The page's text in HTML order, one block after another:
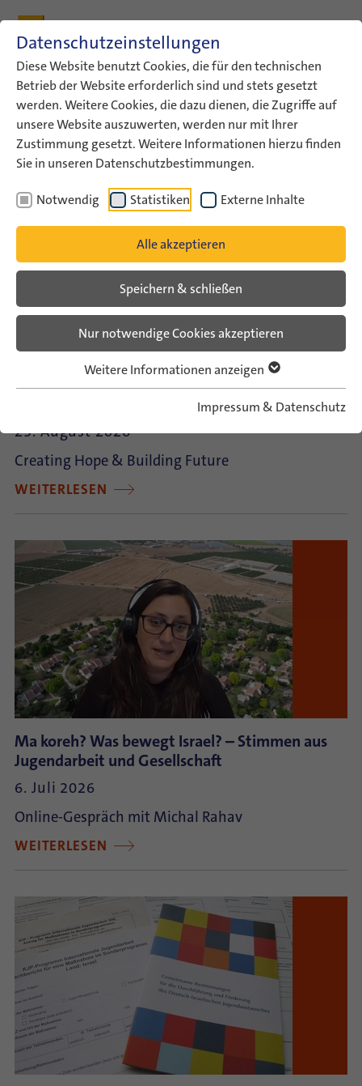
Datenschutzeinstellungen
Diese Website benutzt Cookies, die für den technischen
Betrieb der Website erforderlich sind und stets gesetzt
werden. Weitere Cookies, die dazu dienen, die Zugriffe auf
unsere Website auszuwerten, werden nur mit Ihrer
Zustimmung gesetzt. Weitere Informationen hierzu finden
Sie in unseren Datenschutzbestimmungen.
Notwendig Statistiken Externe Inhalte
Alle akzeptieren
Speichern & schließen
Nur notwendige Cookies akzeptieren
Weitere Informationen anzeigen
Impressum & Datenschutz
ConAct Aktuelles ConAct-News
ConAct-News
German-Israeli Summer Camp 2026
23. August 2026
Creating Hope & Building Future
WEITERLESEN
Ma koreh? Was bewegt Israel? – Stimmen aus
Jugendarbeit und Gesellschaft
6. Juli 2026
Online-Gespräch mit Michal Rahav
WEITERLESEN